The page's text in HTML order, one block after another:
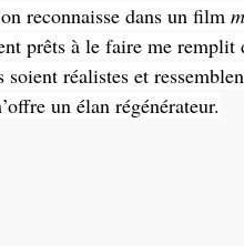
reconnaisse dans un film
prêts à le faire me
réalistes et
un élan régénérateur.